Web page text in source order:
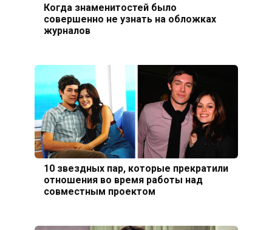
Когда знаменитостей было
совершенно не узнать на обложках
журналов
10 звездных пар, которые прекратили
отношения во время работы над
совместным проектом